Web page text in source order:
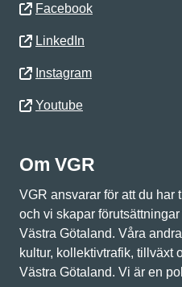
Facebook
LinkedIn
Instagram
Youtube
Om VGR
VGR ansvarar för att du har
och vi skapar
Västra Götaland. Våra
kultur, kollektivtrafik, tillväxt
Västra Götaland. Vi är en